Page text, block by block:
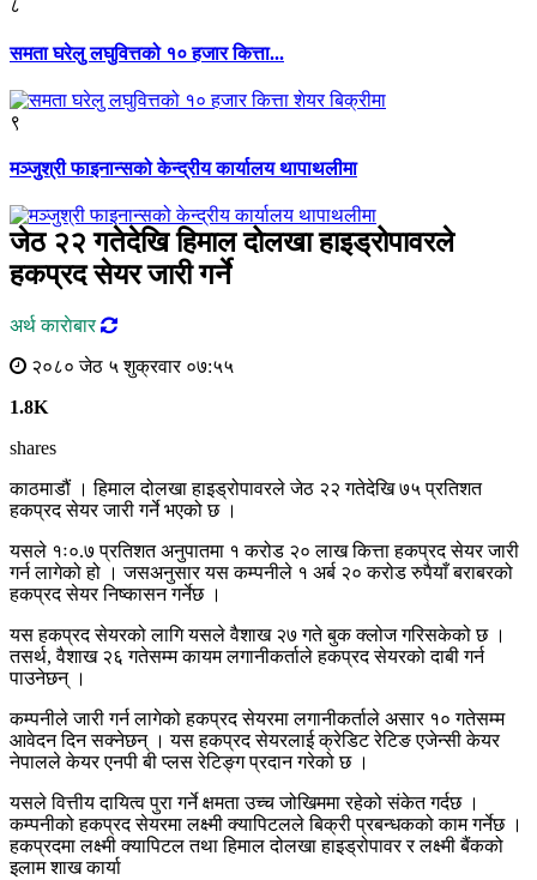
८
समता घरेलु लघुवित्तको १० हजार कित्ता...
९
मञ्जुश्री फाइनान्सको केन्द्रीय कार्यालय थापाथलीमा
जेठ २२ गतेदेखि हिमाल दोलखा हाइड्रोपावरले
हकप्रद सेयर जारी गर्ने
अर्थ काराेबार
२०८० जेठ ५ शुक्रवार ०७:५५
1.8K
shares
काठमाडौं । हिमाल दोलखा हाइड्रोपावरले जेठ २२ गतेदेखि ७५ प्रतिशत
हकप्रद सेयर जारी गर्ने भएको छ ।
यसले १ः०.७ प्रतिशत अनुपातमा १ करोड २० लाख कित्ता हकप्रद सेयर जारी
गर्न लागेको हो । जसअनुसार यस कम्पनीले १ अर्ब २० करोड रुपैयाँ बराबरको
हकप्रद सेयर निष्कासन गर्नेछ ।
यस हकप्रद सेयरको लागि यसले वैशाख २७ गते बुक क्लोज गरिसकेको छ ।
तसर्थ, वैशाख २६ गतेसम्म कायम लगानीकर्ताले हकप्रद सेयरको दाबी गर्न
पाउनेछन् ।
कम्पनीले जारी गर्न लागेको हकप्रद सेयरमा लगानीकर्ताले असार १० गतेसम्म
आवेदन दिन सक्नेछन् । यस हकप्रद सेयरलाई क्रेडिट रेटिङ एजेन्सी केयर
नेपालले केयर एनपी बी प्लस रेटिङ्ग प्रदान गरेको छ ।
यसले वित्तीय दायित्व पुरा गर्ने क्षमता उच्च जोखिममा रहेको संकेत गर्दछ ।
कम्पनीको हकप्रद सेयरमा लक्ष्मी क्यापिटलले बिक्री प्रबन्धकको काम गर्नेछ ।
हकप्रदमा लक्ष्मी क्यापिटल तथा हिमाल दोलखा हाइड्रोपावर र लक्ष्मी बैंकको
इलाम शाख कार्या